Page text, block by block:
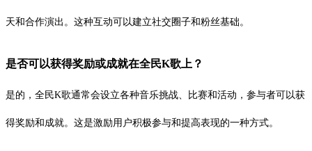
天和合作演出。这种互动可以建立社交圈子和粉丝基础。
是否可以获得奖励或成就在全民K歌上？
是的，全民K歌通常会设立各种音乐挑战、比赛和活动，参与者可以获
得奖励和成就。这是激励用户积极参与和提高表现的一种方式。